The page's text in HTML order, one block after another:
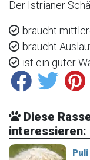
Der Istrianer
braucht
braucht
ist ein guter
Diese
interessieren:
Puli